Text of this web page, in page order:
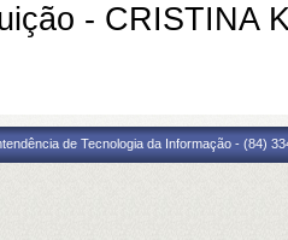
- CRISTINA
de Tecnologia da Informação - (84)